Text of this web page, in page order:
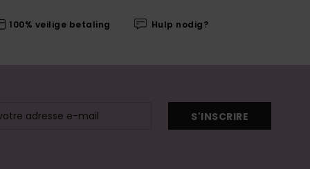
100% veilige betaling Hulp nodig?
S'INSCRIRE